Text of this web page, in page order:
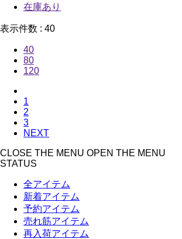
在庫あり
表示件数 : 40
40
80
120
1
2
3
NEXT
CLOSE THE MENU OPEN THE MENU
STATUS
全アイテム
新着アイテム
予約アイテム
売れ筋アイテム
再入荷アイテム